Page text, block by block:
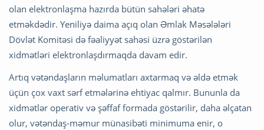
olan elektronlaşma hazırda bütün sahələri əhatə
etməkdədir. Yeniliyə daima açıq olan Əmlak Məsələləri
Dövlət Komitəsi də fəaliyyət sahəsi üzrə göstərilən
xidmətləri elektronlaşdırmaqda davam edir.
Artıq vətəndaşların məlumatları axtarmaq və əldə etmək
üçün çox vaxt sərf etmələrinə ehtiyac qalmır. Bununla da
xidmətlər operativ və şəffaf formada göstərilir, daha əlçatan
olur, vətəndaş-məmur münasibəti minimuma enir, o